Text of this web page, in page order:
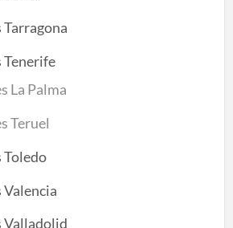
Tenerife
La Palma
Teruel
Toledo
Valladolid